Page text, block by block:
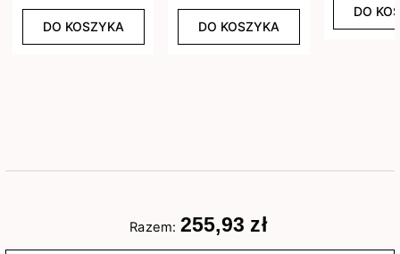
DO KOSZYKA DO KOSZYKA
DO
Razem: 255,93 zł